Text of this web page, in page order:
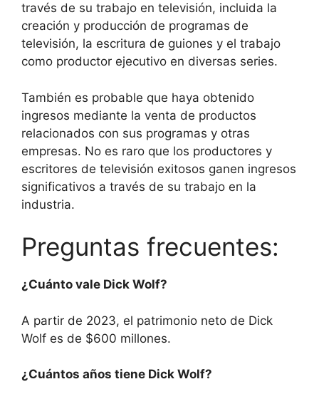
través de su trabajo en televisión, incluida la
creación y producción de programas de
televisión, la escritura de guiones y el trabajo
como productor ejecutivo en diversas series.
También es probable que haya obtenido
ingresos mediante la venta de productos
relacionados con sus programas y otras
empresas. No es raro que los productores y
escritores de televisión exitosos ganen ingresos
significativos a través de su trabajo en la
industria.
Preguntas frecuentes:
¿Cuánto vale Dick Wolf?
A partir de 2023, el patrimonio neto de Dick
Wolf es de $600 millones.
¿Cuántos años tiene Dick Wolf?